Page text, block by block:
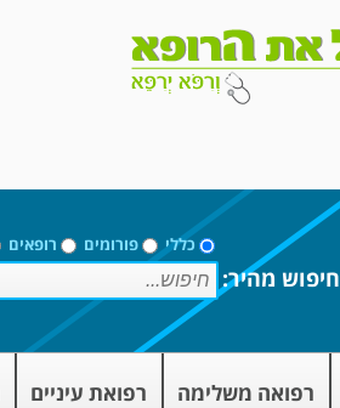
כללי פורומים רופאים
חיפוש מהיר:
רפואה משלימה רפואת עיניים